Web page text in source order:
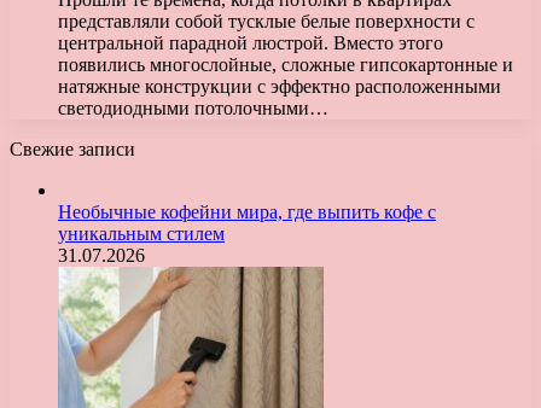
представляли собой тусклые белые поверхности с
центральной парадной люстрой. Вместо этого
появились многослойные, сложные гипсокартонные и
натяжные конструкции с эффектно расположенными
светодиодными потолочными…
Свежие записи
Необычные кофейни мира, где выпить кофе с
уникальным стилем
31.07.2026